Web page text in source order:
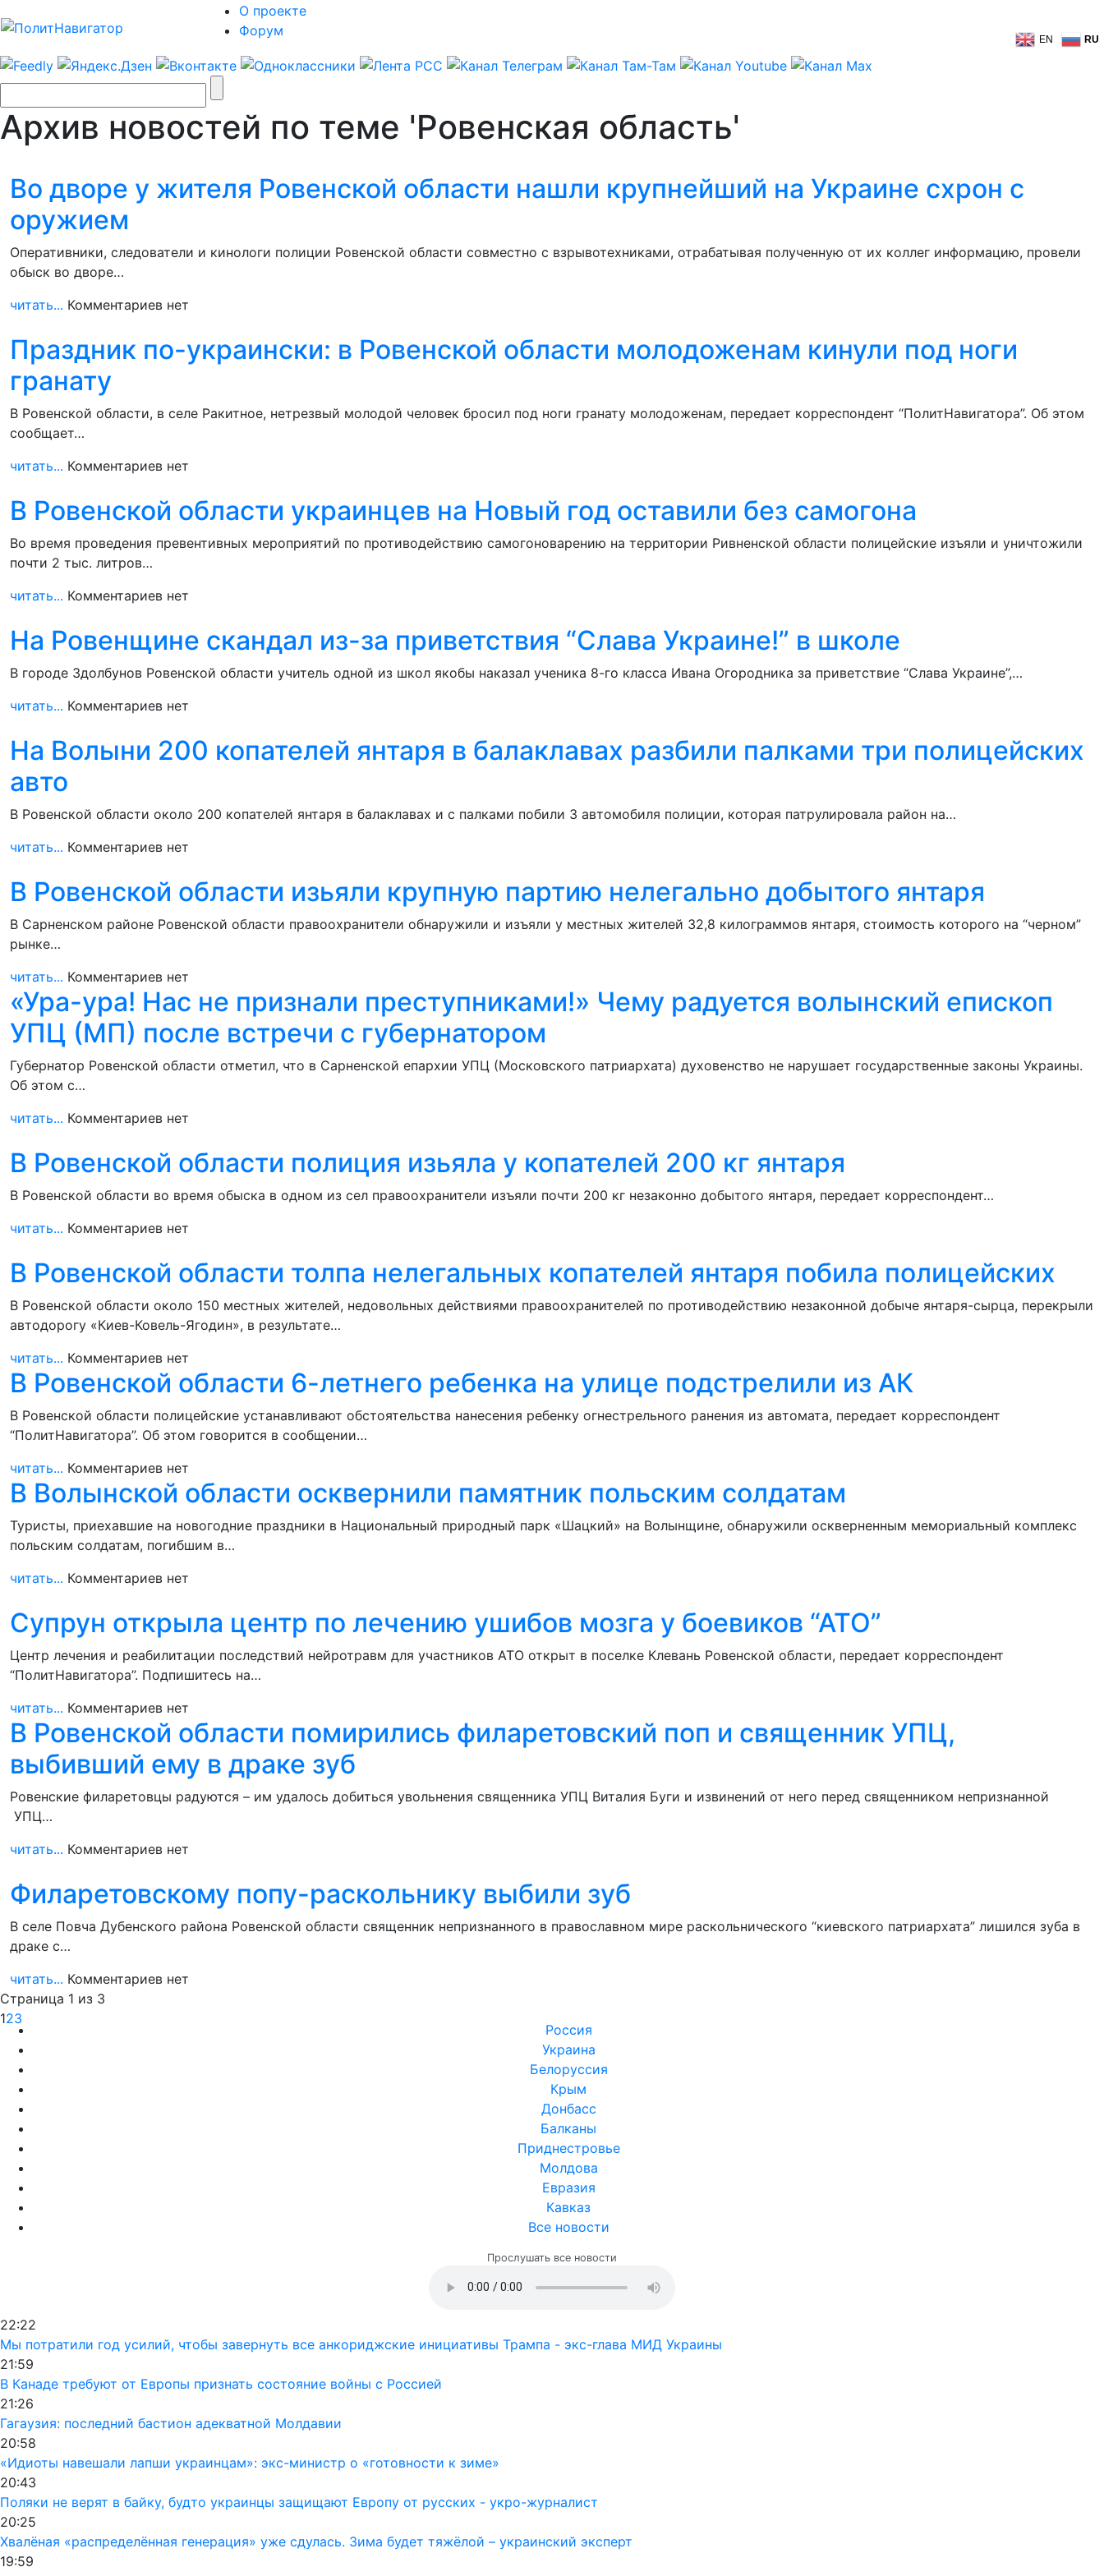
О проекте
Форум
EN RU
Архив новостей по теме 'Ровенская область'
Во дворе у жителя Ровенской области нашли крупнейший на Украине схрон с
оружием
Оперативники, следователи и кинологи полиции Ровенской области совместно с взрывотехниками, отрабатывая полученную от их коллег информацию, провели
обыск во дворе…
читать... Комментариев нет
Праздник по-украински: в Ровенской области молодоженам кинули под ноги
гранату
В Ровенской области, в селе Ракитное, нетрезвый молодой человек бросил под ноги гранату молодоженам, передает корреспондент “ПолитНавигатора”. Об этом
сообщает…
читать... Комментариев нет
В Ровенской области украинцев на Новый год оставили без самогона
Во время проведения превентивных мероприятий по противодействию самогоноварению на территории Ривненской области полицейские изъяли и уничтожили
почти 2 тыс. литров…
читать... Комментариев нет
На Ровенщине скандал из-за приветствия “Слава Украине!” в школе
В городе Здолбунов Ровенской области учитель одной из школ якобы наказал ученика 8-го класса Ивана Огородника за приветствие “Слава Украине”,…
читать... Комментариев нет
На Волыни 200 копателей янтаря в балаклавах разбили палками три полицейских
авто
В Ровенской области около 200 копателей янтаря в балаклавах и с палками побили 3 автомобиля полиции, которая патрулировала район на…
читать... Комментариев нет
В Ровенской области изьяли крупную партию нелегально добытого янтаря
В Сарненском районе Ровенской области правоохранители обнаружили и изъяли у местных жителей 32,8 килограммов янтаря, стоимость которого на “черном”
рынке…
читать... Комментариев нет
«Ура-ура! Нас не признали преступниками!» Чему радуется волынский епископ
УПЦ (МП) после встречи с губернатором
Губернатор Ровенской области отметил, что в Сарненской епархии УПЦ (Московского патриархата) духовенство не нарушает государственные законы Украины.
Об этом с…
читать... Комментариев нет
В Ровенской области полиция изьяла у копателей 200 кг янтаря
В Ровенской области во время обыска в одном из сел правоохранители изъяли почти 200 кг незаконно добытого янтаря, передает корреспондент…
читать... Комментариев нет
В Ровенской области толпа нелегальных копателей янтаря побила полицейских
В Ровенской области около 150 местных жителей, недовольных действиями правоохранителей по противодействию незаконной добыче янтаря-сырца, перекрыли
автодорогу «Киев-Ковель-Ягодин», в результате…
читать... Комментариев нет
В Ровенской области 6-летнего ребенка на улице подстрелили из АК
В Ровенской области полицейские устанавливают обстоятельства нанесения ребенку огнестрельного ранения из автомата, передает корреспондент
“ПолитНавигатора”. Об этом говорится в сообщении…
читать... Комментариев нет
В Волынской области осквернили памятник польским солдатам
Туристы, приехавшие на новогодние праздники в Национальный природный парк «Шацкий» на Волынщине, обнаружили оскверненным мемориальный комплекс
польским солдатам, погибшим в…
читать... Комментариев нет
Супрун открыла центр по лечению ушибов мозга у боевиков “АТО”
Центр лечения и реабилитации последствий нейротравм для участников АТО открыт в поселке Клевань Ровенской области, передает корреспондент
“ПолитНавигатора”. Подпишитесь на…
читать... Комментариев нет
В Ровенской области помирились филаретовский поп и священник УПЦ,
выбивший ему в драке зуб
Ровенские филаретовцы радуются – им удалось добиться увольнения священника УПЦ Виталия Буги и извинений от него перед священником непризнанной
УПЦ…
читать... Комментариев нет
Филаретовскому попу-раскольнику выбили зуб
В селе Повча Дубенского района Ровенской области священник непризнанного в православном мире раскольнического “киевского патриархата” лишился зуба в
драке с…
читать... Комментариев нет
Страница 1 из 3
123
Россия
Украина
Белоруссия
Крым
Донбасс
Балканы
Приднестровье
Молдова
Евразия
Кавказ
Все новости
Прослушать все новости
22:22
Мы потратили год усилий, чтобы завернуть все анкориджские инициативы Трампа - экс-глава МИД Украины
21:59
В Канаде требуют от Европы признать состояние войны с Россией
21:26
Гагаузия: последний бастион адекватной Молдавии
20:58
«Идиоты навешали лапши украинцам»: экс-министр о «готовности к зиме»
20:43
Поляки не верят в байку, будто украинцы защищают Европу от русских - укро-журналист
20:25
Хвалёная «распределённая генерация» уже сдулась. Зима будет тяжёлой – украинский эксперт
19:59